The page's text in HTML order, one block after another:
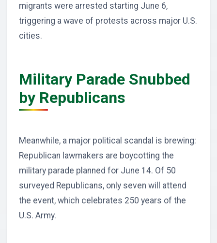
migrants were arrested starting June 6,
triggering a wave of protests across major U.S.
cities.
Military Parade Snubbed
by Republicans
Meanwhile, a major political scandal is brewing:
Republican lawmakers are boycotting the
military parade planned for June 14. Of 50
surveyed Republicans, only seven will attend
the event, which celebrates 250 years of the
U.S. Army.